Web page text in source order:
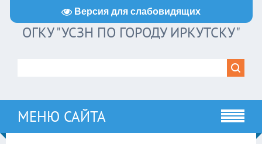
Версия для слабовидящих
ОГКУ "УСЗН ПО ГОРОДУ ИРКУТСКУ"
МЕНЮ САЙТА